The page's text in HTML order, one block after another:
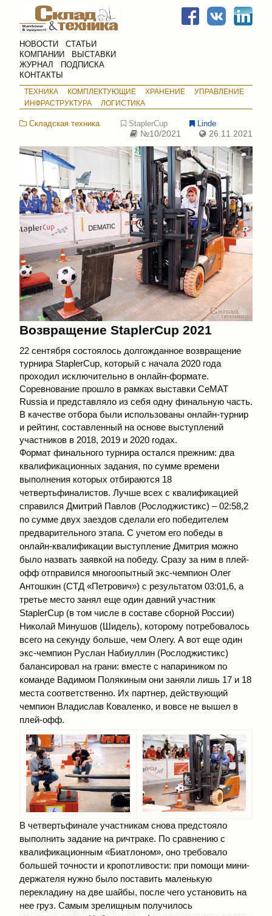
НОВОСТИ
СТАТЬИ
КОМПАНИИ
ВЫСТАВКИ
ЖУРНАЛ
ПОДПИСКА
КОНТАКТЫ
ТЕХНИКА КОМПЛЕКТУЮЩИЕ ХРАНЕНИЕ
УПРАВЛЕНИЕ
ИНФРАСТРУКТУРА
ЛОГИСТИКА
Складская техника StaplerCup
Linde
№10/2021
26.11.2021
Возвращение StaplerCup 2021
22 сентября состоялось долгожданное возвращение
турнира StaplerCup, который с начала 2020 года
проходил исключительно в онлайн-формате.
Соревнование прошло в рамках выставки СеМAT
Russia и представляло из себя одну финальную часть.
В качестве отбора были использованы онлайн-турнир
и рейтинг, составленный на основе выступлений
участников в 2018, 2019 и 2020 годах.
Формат финального турнира остался прежним: два
квалификационных задания, по сумме времени
выполнения которых отбираются 18
четвертьфиналистов. Лучше всех с квалификацией
справился Дмитрий Павлов (Рослоджистикс) – 02:58,2
по сумме двух заездов сделали его победителем
предварительного этапа. С учетом его победы в
онлайн-квалификации выступление Дмитрия можно
было назвать заявкой на победу. Сразу за ним в плей-
офф отправился многоопытный экс-чемпион Олег
Антошкин (СТД «Петрович») с результатом 03:01,6, а
третье место занял еще один давний участник
StaplerCup (в том числе в составе сборной России)
Николай Минушов (Шидель), которому потребовалось
всего на секунду больше, чем Олегу. А вот еще один
экс-чемпион Руслан Набиуллин (Рослоджистикс)
балансировал на грани: вместе с напариником по
команде Вадимом Полякиным они заняли лишь 17 и 18
места соответственно. Их партнер, действующий
чемпион Владислав Коваленко, и вовсе не вышел в
плей-офф.
В четвертьфинале участникам снова предстояло
выполнить задание на ричтраке. По сравнению с
квалификационным «Биатлоном», оно требовало
большей точности и кропотливости: при помощи мини-
держателя нужно было поставить маленькую
перекладину на две шайбы, после чего установить на
нее груз. Самым зрелищным получилось